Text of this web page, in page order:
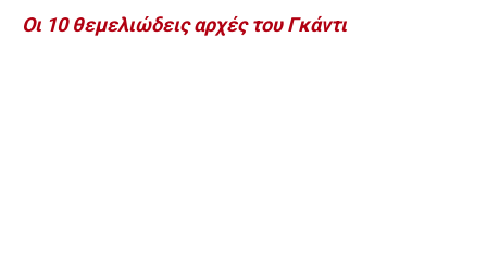
Οι 10 θεμελιώδεις αρχές του Γκάντι